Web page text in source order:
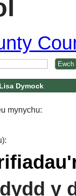
Dymock
mynychu:
y